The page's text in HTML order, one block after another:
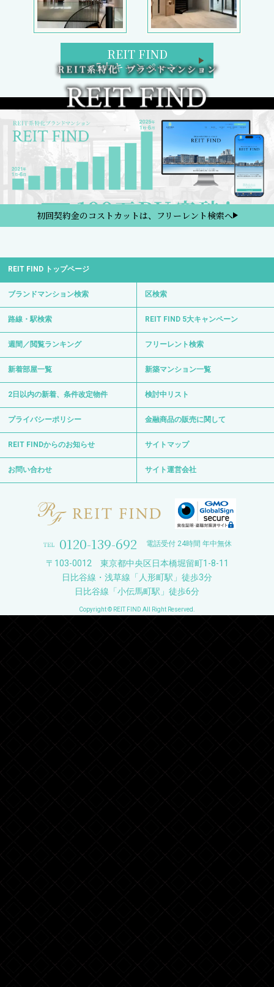
REIT FIND
5大キャンペーン
初回契約金のコストカットは、フリーレント検索へ
REIT FIND トップページ
ブランドマンション検索 区検索
路線・駅検索 REIT FIND 5大キャンペーン
週間／閲覧ランキング フリーレント検索
新着部屋一覧 新築マンション一覧
2日以内の新着、条件改定物件 検討中リスト
プライバシーポリシー 金融商品の販売に関して
REIT FINDからのお知らせ サイトマップ
お問い合わせ サイト運営会社
0120-139-692 電話受付 24時間 年中無休
〒103-0012 東京都中央区日本橋堀留町1-8-11
日比谷線・浅草線「人形町駅」徒歩3分
日比谷線「小伝馬町駅」徒歩6分
Copyright © REIT FIND All Right Reserved.